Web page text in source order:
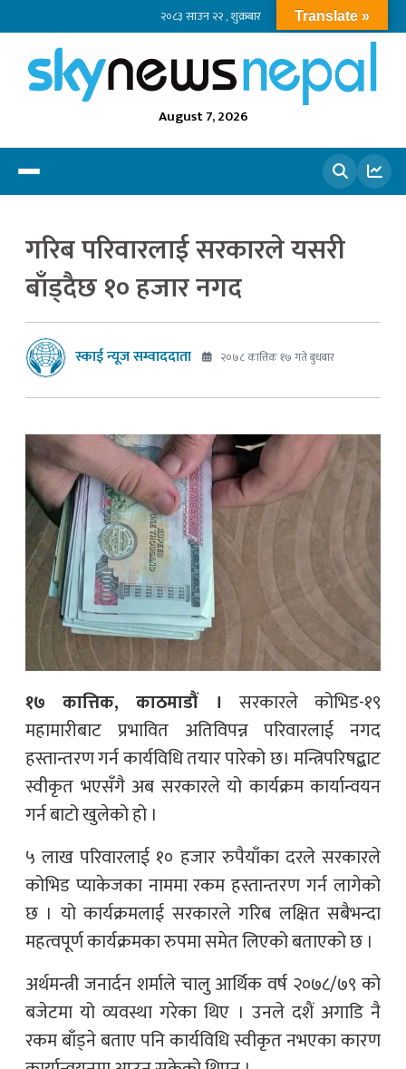
२०८३ साउन २२ , शुक्रबार
August 7, 2026
गरिब परिवारलाई सरकारले यसरी
बाँड्दैछ १० हजार नगद
स्काई न्यूज सम्वाददाता २०७८ कात्तिक १७ गते बुधबार
१७ कात्तिक, काठमाडौं । सरकारले कोभिड-१९
महामारीबाट प्रभावित अतिविपन्न परिवारलाई नगद
हस्तान्तरण गर्न कार्यविधि तयार पारेको छ। मन्त्रिपरिषद्बाट
स्वीकृत भएसँगै अब सरकारले यो कार्यक्रम कार्यान्वयन
गर्न बाटो खुलेको हो ।
५ लाख परिवारलाई १० हजार रुपैयाँका दरले सरकारले
कोभिड प्याकेजका नाममा रकम हस्तान्तरण गर्न लागेको
छ । यो कार्यक्रमलाई सरकारले गरिब लक्षित सबैभन्दा
महत्वपूर्ण कार्यक्रमका रुपमा समेत लिएको बताएको छ ।
अर्थमन्त्री जनार्दन शर्माले चालु आर्थिक वर्ष २०७८/७९ को
बजेटमा यो व्यवस्था गरेका थिए । उनले दशैं अगाडि नै
रकम बाँड्ने बताए पनि कार्यविधि स्वीकृत नभएका कारण
Translate »